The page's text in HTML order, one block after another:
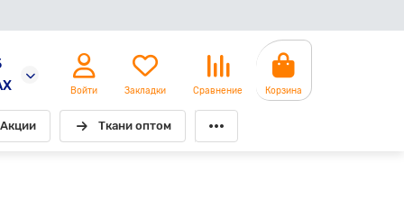
Войти Закладки Сравнение Корзина
Акции Ткани оптом